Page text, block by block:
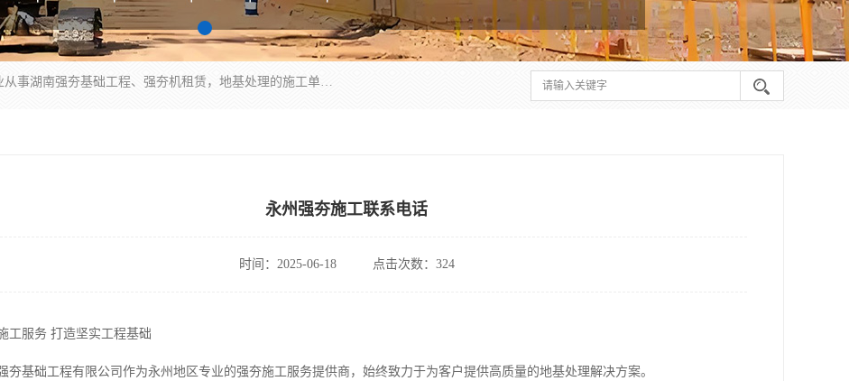
湖南业峻强夯基础工程有限公司是一家专业从事湖南强夯基础工程、强夯机租赁，地基处理的施工单位。业务覆盖：湖南、广东，江西等地。可承接1000KN.m-25000KN.m强夯（置换）工程。公司创始人是国内较早期从事强夯施工的建设者，经过多年的一步一个脚印的发展，在行业内具有较高的度和良好的口碑。
永州强夯施工联系电话
时间：2025-06-18 点击次数：324
工服务 打造坚实工程基础
夯基础工程有限公司作为永州地区专业的强夯施工服务提供商，始终致力于为客户提供高质量的地基处理解决方案。